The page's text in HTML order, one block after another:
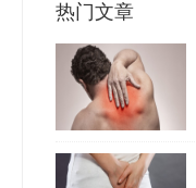
热门文章